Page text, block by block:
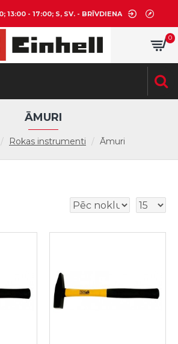
13:00 - 17:00; S, SV. - BRĪVDIENA
0
Rokas instrumenti Āmuri
ĀMURI